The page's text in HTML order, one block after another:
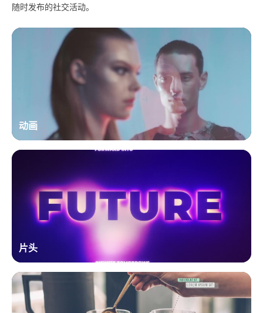
随时发布的社交活动。
动画
片头